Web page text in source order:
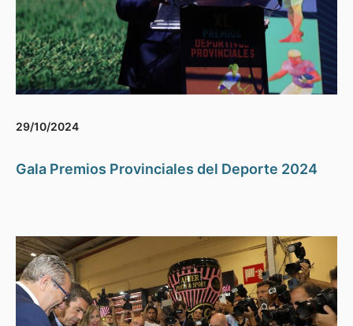
29/10/2024
Gala Premios Provinciales del Deporte 2024